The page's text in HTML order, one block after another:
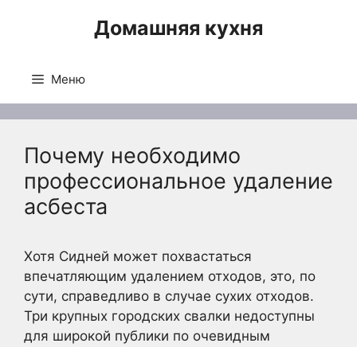
Домашняя кухня
Меню
Почему необходимо
профессиональное удаление
асбеста
Хотя Сидней может похвастаться
впечатляющим удалением отходов, это, по
сути, справедливо в случае сухих отходов.
Три крупных городских свалки недоступны
для широкой публики по очевидным